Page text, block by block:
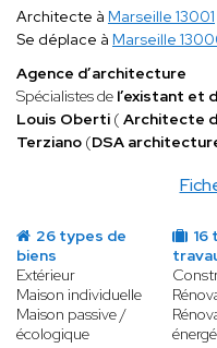
Architecte à Marseille 13001
Se déplace à Marseille
Agence d’architecture
Spécialistes de l’existant et
Louis Oberti ( Architecte
Terziano (DSA
26 types de
biens
Extérieur
Maison individuelle
Maison passive /
écologique
16